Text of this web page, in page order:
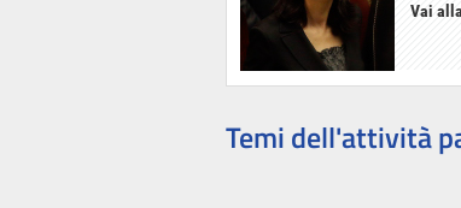
Vai
Temi dell'attività